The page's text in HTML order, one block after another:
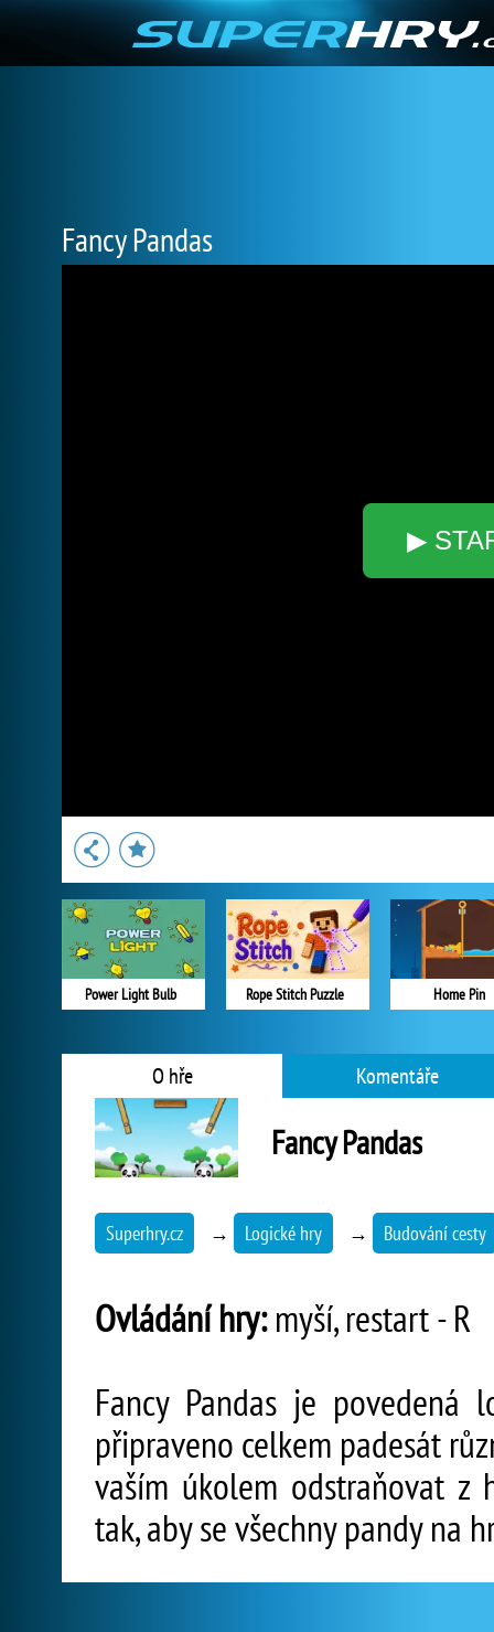
Fancy Pandas
▶
Power Light Bulb Rope Stitch Puzzle Home Pin
O hře Komentáře
Fancy Pandas
Superhry.cz → Logické hry → Budování cesty
Ovládání hry:myší, restart - R
Fancy Pandas je
připraveno celkem padesát
vaším úkolem odstraňovat z
tak, aby se všechny pandy na